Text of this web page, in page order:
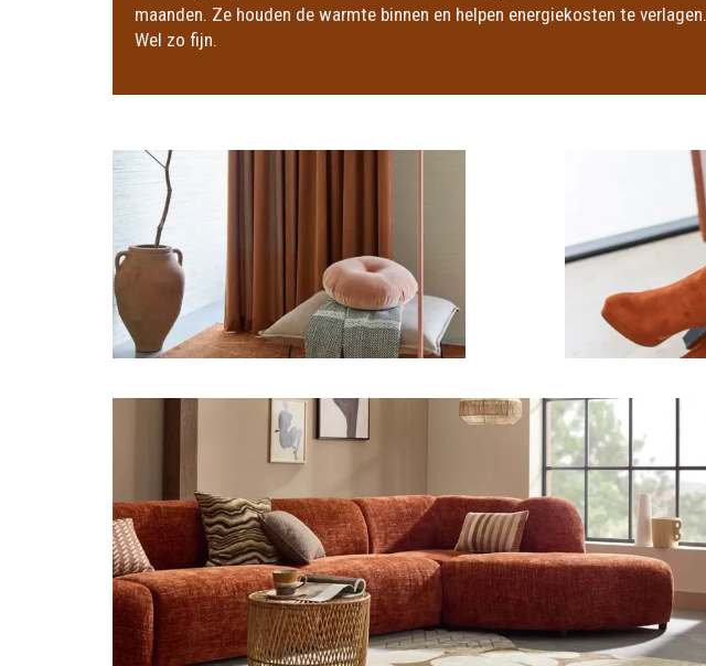
maanden. Ze houden de warmte binnen en helpen energiekosten te verlagen.
Wel zo fijn.